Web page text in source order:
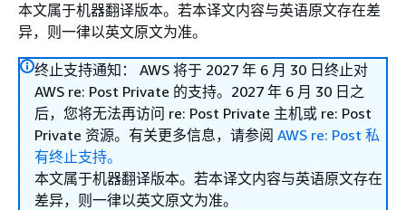
本文属于机器翻译版本。若本译文内容与英语原文存在差
异，则一律以英文原文为准。
终止支持通知： AWS 将于 2027 年 6 月 30 日终止对
AWS re: Post Private 的支持。2027 年 6 月 30 日之
后，您将无法再访问 re: Post Private 主机或 re: Post
Private 资源。有关更多信息，请参阅 AWS re: Post 私
有终止支持。
本文属于机器翻译版本。若本译文内容与英语原文存在
差异，则一律以英文原文为准。